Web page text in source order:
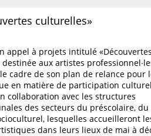
culturelles»
appel à projets intitulé «Découvertes
aux artistes
le cadre de son plan de relance pour
en matière de participation
collaboration avec les structures
des secteurs du préscolaire, du
lesquelles accueilleront
dans leurs lieux de mai à